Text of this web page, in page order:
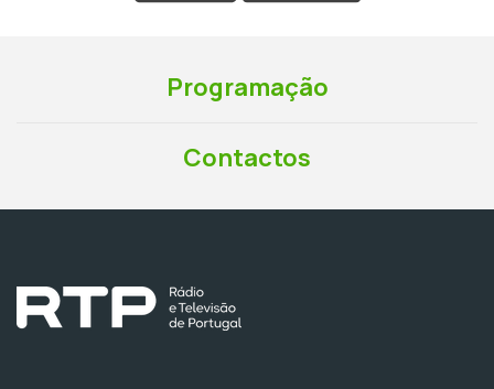
Programação
Contactos